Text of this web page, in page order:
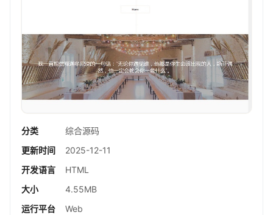
分类
综合源码
更新时间
2025-12-11
开发语言
HTML
大小
4.55MB
运行平台
Web